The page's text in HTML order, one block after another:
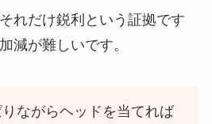
れだけ鋭利という証拠です
減が難しいです。
ながらヘッドを当てれば